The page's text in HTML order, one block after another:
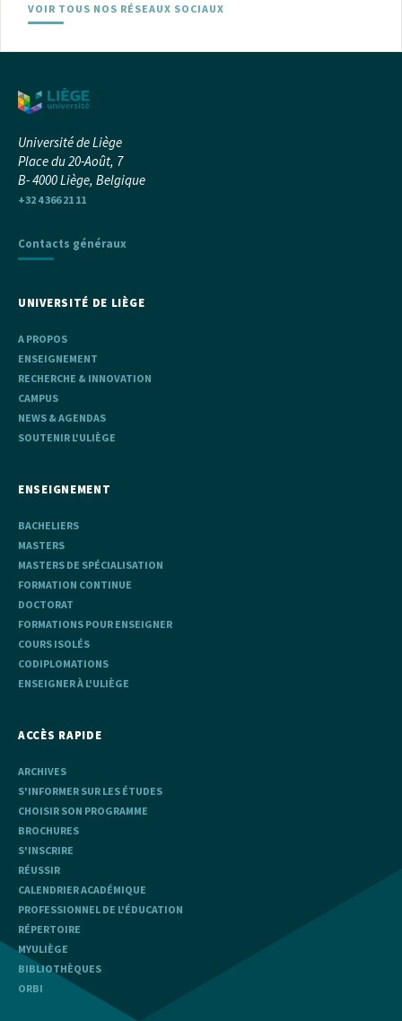
VOIR TOUS NOS RÉSEAUX SOCIAUX
Université de Liège
Place du 20-Août, 7
B- 4000 Liège, Belgique
+32 4 366 21 11
Contacts généraux
UNIVERSITÉ DE LIÈGE
A PROPOS
ENSEIGNEMENT
RECHERCHE & INNOVATION
CAMPUS
NEWS & AGENDAS
SOUTENIR L'ULIÈGE
ENSEIGNEMENT
BACHELIERS
MASTERS
MASTERS DE SPÉCIALISATION
FORMATION CONTINUE
DOCTORAT
FORMATIONS POUR ENSEIGNER
COURS ISOLÉS
CODIPLOMATIONS
ENSEIGNER À L'ULIÈGE
ACCÈS RAPIDE
ARCHIVES
S'INFORMER SUR LES ÉTUDES
CHOISIR SON PROGRAMME
BROCHURES
S'INSCRIRE
RÉUSSIR
CALENDRIER ACADÉMIQUE
PROFESSIONNEL DE L'ÉDUCATION
RÉPERTOIRE
MYULIÈGE
BIBLIOTHÈQUES
ORBI